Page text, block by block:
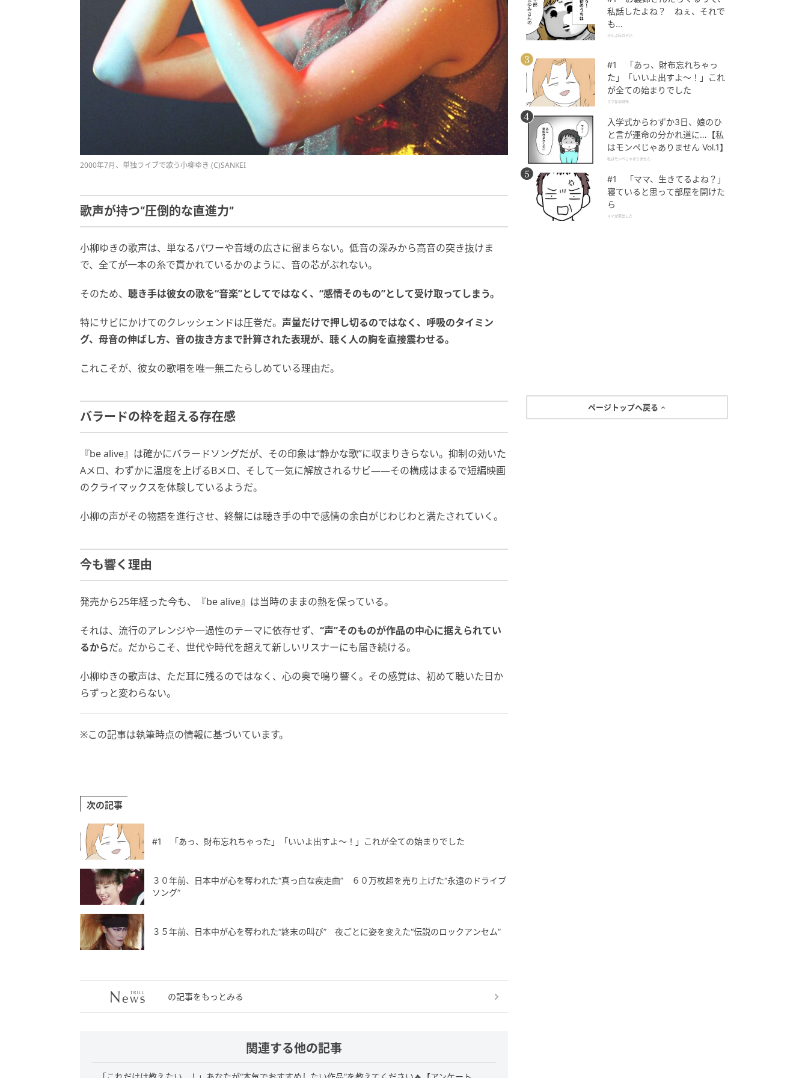
2000年7月、単独ライブで歌う小柳ゆき (C)SANKEI
歌声が持つ“圧倒的な直進力”
小柳ゆきの歌声は、単なるパワーや音域の広さに留まらない。低音の深みから高音の突き抜けま
で、全てが一本の糸で貫かれているかのように、音の芯がぶれない。
そのため、 聴き手は彼女の歌を“音楽”としてではなく、“感情そのもの”として受け取ってしまう。
特にサビにかけてのクレッシェンドは圧巻だ。 声量だけで押し切るのではなく、呼吸のタイミン
グ、母音の伸ばし方、音の抜き方まで計算された表現が、聴く人の胸を直接震わせる。
これこそが、彼女の歌唱を唯一無二たらしめている理由だ。
バラードの枠を超える存在感
『be alive』は確かにバラードソングだが、その印象は“静かな歌”に収まりきらない。抑制の効いた
Aメロ、わずかに温度を上げるBメロ、そして一気に解放されるサビ――その構成はまるで短編映画
のクライマックスを体験しているようだ。
小柳の声がその物語を進行させ、終盤には聴き手の中で感情の余白がじわじわと満たされていく。
今も響く理由
発売から25年経った今も、『be alive』は当時のままの熱を保っている。
それは、流行のアレンジや一過性のテーマに依存せず、 “声”そのものが作品の中心に据えられてい
るからだ。だからこそ、世代や時代を超えて新しいリスナーにも届き続ける。
小柳ゆきの歌声は、ただ耳に残るのではなく、心の奥で鳴り響く。その感覚は、初めて聴いた日か
らずっと変わらない。
※この記事は執筆時点の情報に基づいています。
次の記事
#1 「あっ、財布忘れちゃった」「いいよ出すよ〜！」これが全ての始まりでした
３０年前、日本中が心を奪われた“真っ白な疾走曲” ６０万枚超を売り上げた“永遠のドライブ
ソング”
３５年前、日本中が心を奪われた“終末の叫び” 夜ごとに姿を変えた“伝説のロックアンセム”
の記事をもっとみる
関連する他の記事
私話したよね？ ねぇ、それで
も…
ぜんぶ私のせい
#1 「あっ、財布忘れちゃっ
た」「いいよ出すよ〜！」これ
が全ての始まりでした
ママ友の財布
入学式からわずか3日、娘のひ
と言が運命の分かれ道に…【私
はモンペじゃありません Vol.1】
私はモンペじゃありません
#1 「ママ、生きてるよね？」
寝ていると思って部屋を開けた
ら
ママが家出した
ページトップへ戻る